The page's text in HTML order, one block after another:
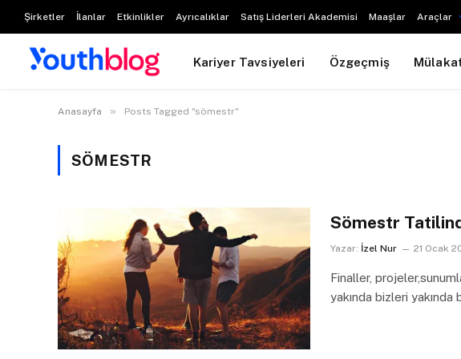
Şirketler İlanlar Etkinlikler Ayrıcalıklar Satış Liderleri Akademisi Maaşlar Araçlar
Kariyer Tavsiyeleri Özgeçmiş
Anasayfa » Posts Tagged "sömestr"
SÖMESTR
Sömestr
Yazar: İzel Nur 21 Ocak
Finaller,
yakında bizleri